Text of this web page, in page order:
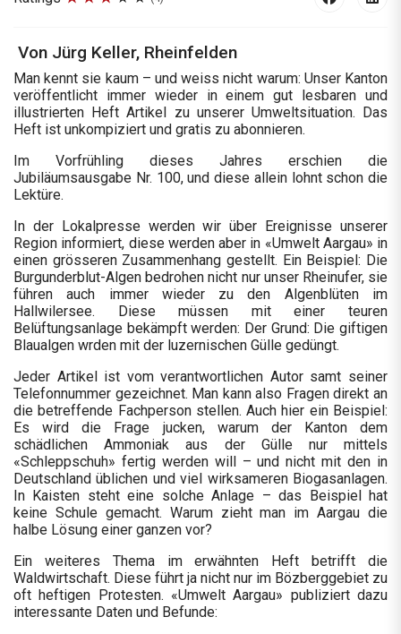
Von Jürg Keller, Rheinfelden
Man kennt sie kaum – und weiss nicht warum: Unser Kanton
veröffentlicht immer wieder in einem gut lesbaren und
illustrierten Heft Artikel zu unserer Umweltsituation. Das
Heft ist unkompiziert und gratis zu abonnieren.
Im Vorfrühling dieses Jahres erschien die
Jubiläumsausgabe Nr. 100, und diese allein lohnt schon die
Lektüre.
In der Lokalpresse werden wir über Ereignisse unserer
Region informiert, diese werden aber in «Umwelt Aargau» in
einen grösseren Zusammenhang gestellt. Ein Beispiel: Die
Burgunderblut-Algen bedrohen nicht nur unser Rheinufer, sie
führen auch immer wieder zu den Algenblüten im
Hallwilersee. Diese müssen mit einer teuren
Belüftungsanlage bekämpft werden: Der Grund: Die giftigen
Blaualgen wrden mit der luzernischen Gülle gedüngt.
Jeder Artikel ist vom verantwortlichen Autor samt seiner
Telefonnummer gezeichnet. Man kann also Fragen direkt an
die betreffende Fachperson stellen. Auch hier ein Beispiel:
Es wird die Frage jucken, warum der Kanton dem
schädlichen Ammoniak aus der Gülle nur mittels
«Schleppschuh» fertig werden will – und nicht mit den in
Deutschland üblichen und viel wirksameren Biogasanlagen.
In Kaisten steht eine solche Anlage – das Beispiel hat
keine Schule gemacht. Warum zieht man im Aargau die
halbe Lösung einer ganzen vor?
Ein weiteres Thema im erwähnten Heft betrifft die
Waldwirtschaft. Diese führt ja nicht nur im Bözberggebiet zu
oft heftigen Protesten. «Umwelt Aargau» publiziert dazu
interessante Daten und Befunde: